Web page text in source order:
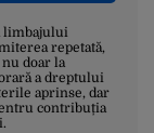
limbajului
repetată,
doar la
a dreptului
aprinse, dar
contribuția